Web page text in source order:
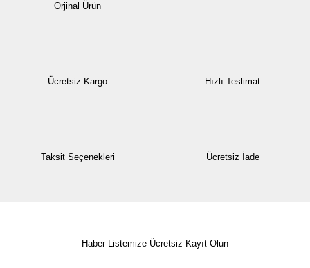
Orjinal Ürün
Ücretsiz Kargo Hızlı Teslimat
Taksit Seçenekleri Ücretsiz İade
Haber Listemize Ücretsiz Kayıt Olun